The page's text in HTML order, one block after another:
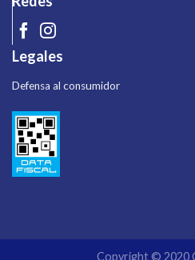
Legales
Defensa al consumidor
Copyright © 2020